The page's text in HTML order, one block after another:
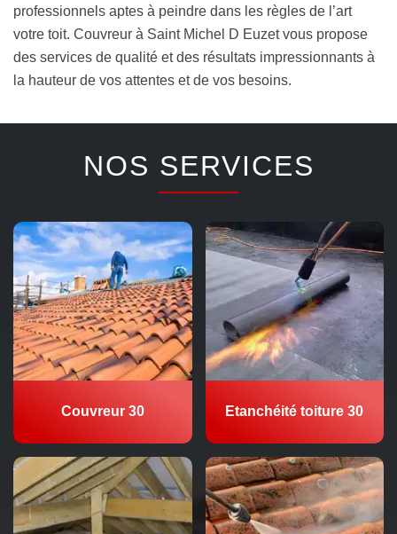
professionnels aptes à peindre dans les règles de l’art
votre toit. Couvreur à Saint Michel D Euzet vous propose
des services de qualité et des résultats impressionnants à
la hauteur de vos attentes et de vos besoins.
NOS SERVICES
Couvreur 30 Etanchéité toiture 30